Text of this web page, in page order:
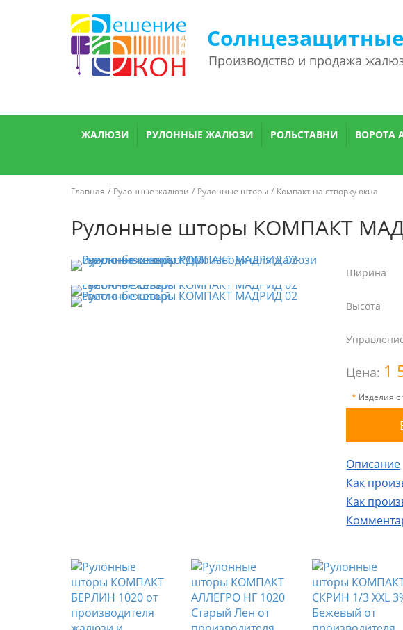
Производство и продажа
ЖАЛЮЗИ РУЛОННЫЕ ЖАЛЮЗИ РОЛЬСТАВНИ ВОРОТА
Главная Рулонные жалюзи Рулонные шторы Компакт на створку окна
Рулонные шторы КОМПАКТ
Ширина
Высота
Цена: 1
* Изделия
Описание
Как
Как